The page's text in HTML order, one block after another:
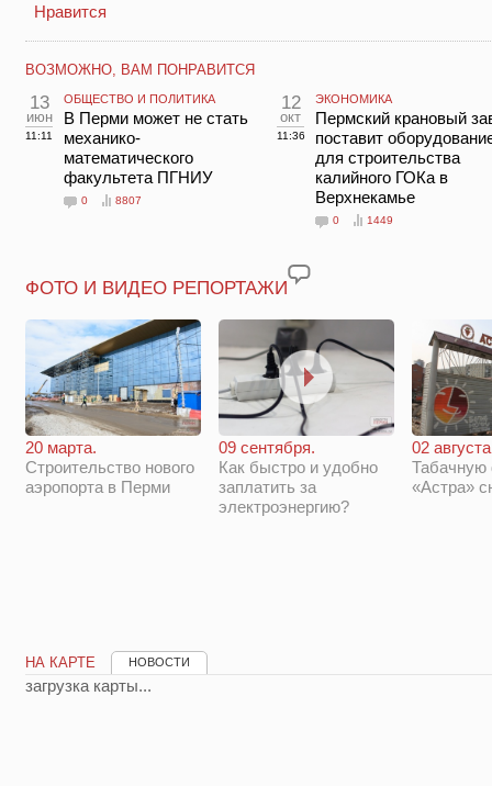
Нравится
ВОЗМОЖНО, ВАМ ПОНРАВИТСЯ
13
июн
11:11
ОБЩЕСТВО И ПОЛИТИКА
В Перми может не стать
механико-
математического
факультета ПГНИУ
0 8807
12
окт
11:36
ЭКОНОМИКА
Пермский крановый
поставит
для строительства
калийного ГОКа в
Верхнекамье
0 1449
ФОТО И ВИДЕО РЕПОРТАЖИ
20 марта.
Строительство нового
аэропорта в Перми
09 сентября.
Как быстро и удобно
заплатить за
электроэнергию?
02
Табачную
«Астра»
НА КАРТЕ НОВОСТИ
загрузка карты...